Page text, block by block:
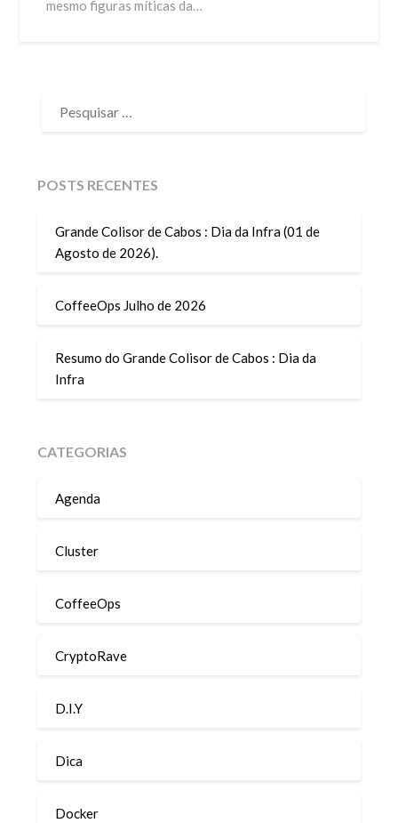
mesmo figuras míticas da…
POR:
POSTS RECENTES
Grande Colisor de Cabos : Dia da Infra (01 de
Agosto de 2026).
CoffeeOps Julho de 2026
Resumo do Grande Colisor de Cabos : Dia da
Infra
CATEGORIAS
Agenda
Cluster
CoffeeOps
CryptoRave
D.I.Y
Dica
Docker